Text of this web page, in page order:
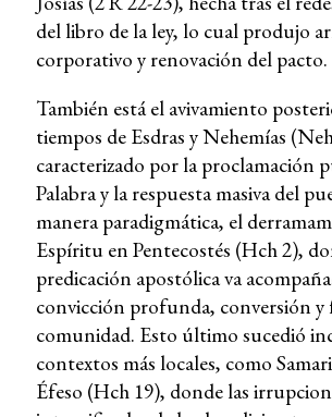
del libro de la ley, lo cual produjo
corporativo y renovación del pacto.
También está el avivamiento
tiempos de Esdras y Nehemías
caracterizado por la proclamación
Palabra y la respuesta masiva del
manera paradigmática, el
Espíritu en Pentecostés (Hch 2),
predicación apostólica va
convicción profunda, conversión y
comunidad. Esto último sucedió
contextos más locales, como
Éfeso (Hch 19), donde las